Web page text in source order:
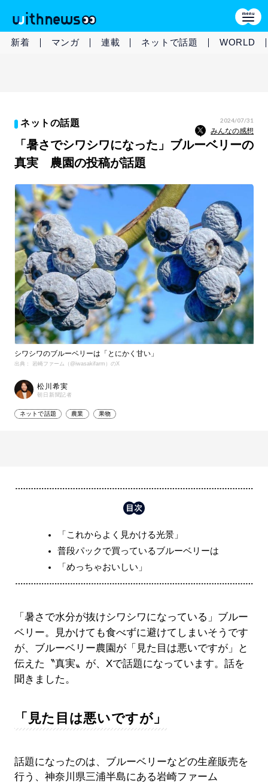
新着 マンガ 連載 ネットで話題 WORLD
ネットの話題 2024/07/31
みんなの感想
「暑さでシワシワになった」ブルーベリーの
真実 農園の投稿が話題
シワシワのブルーベリーは「とにかく甘い」
出典： 岩崎ファーム（@iwasakifarm）のX
松川希実
朝日新聞記者
ネットで話題 農業 果物
「これからよく見かける光景」
普段パックで買っているブルーベリーは
「めっちゃおいしい」
「暑さで水分が抜けシワシワになっている」ブルー
ベリー。見かけても食べずに避けてしまいそうです
が、ブルーベリー農園が「見た目は悪いですが」と
伝えた〝真実〟が、Xで話題になっています。話を
聞きました。
「見た目は悪いですが」
話題になったのは、ブルーベリーなどの生産販売を
行う、神奈川県三浦半島にある岩崎ファーム